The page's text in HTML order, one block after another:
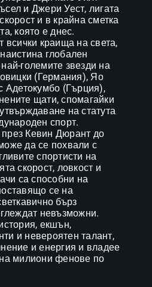
и Джери Уест, лигата
и в крайна сметка
която е днес.
всички краища на света,
глобален
големите звезди на
(Германия), Яо
Адетокумбо (Гърция),
щати, спомагайки
на статута
спорт.
Кевин Дюрант до
да се похвали с
спортисти на
скорост, ловкост и
са способни на
се на
бърз
невъзможни.
екшън,
и невероятен талант,
и енергия и владее
милиони фенове по